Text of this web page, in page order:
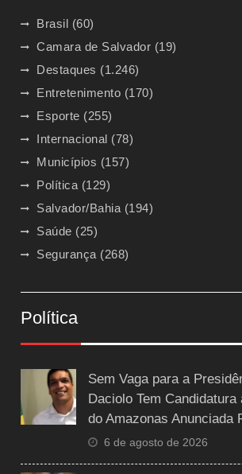
Brasil (60)
Camara de Salvador (19)
Destaques (1.246)
Entretenimento (170)
Esporte (255)
Internacional (78)
Municípios (157)
Política (129)
Salvador/Bahia (194)
Saúde (25)
Segurança (268)
Política
Sem Vaga para a
Daciolo Tem Candidatura
do Amazonas Anunciada
6 de agosto de 2026